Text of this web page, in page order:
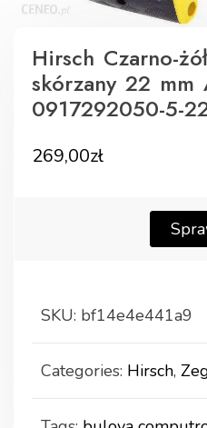
Hirsch Czarno-
skórzany 22 mm
0917292050-5-
269,00zł
SKU: bf14e4e441a9
Categories: Hirsch,